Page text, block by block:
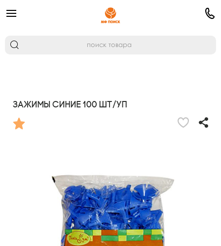
Зажимы Синие 100 шт/уп